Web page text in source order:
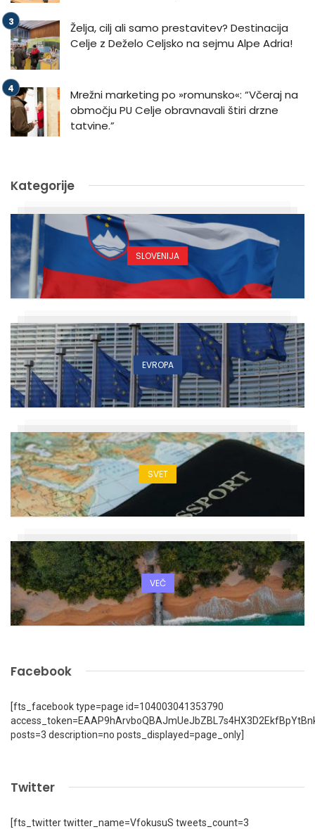
Želja, cilj ali samo prestavitev? Destinacija
Celje z Deželo Celjsko na sejmu Alpe Adria!
Mrežni marketing po »romunsko«: “Včeraj na
območju PU Celje obravnavali štiri drzne
tatvine.”
Kategorije
SLOVENIJA
EVROPA
SVET
VEČ
Facebook
[fts_facebook type=page id=104003041353790
posts=3 description=no posts_displayed=page_only]
Twitter
[fts_twitter twitter_name=VfokusuS tweets_count=3